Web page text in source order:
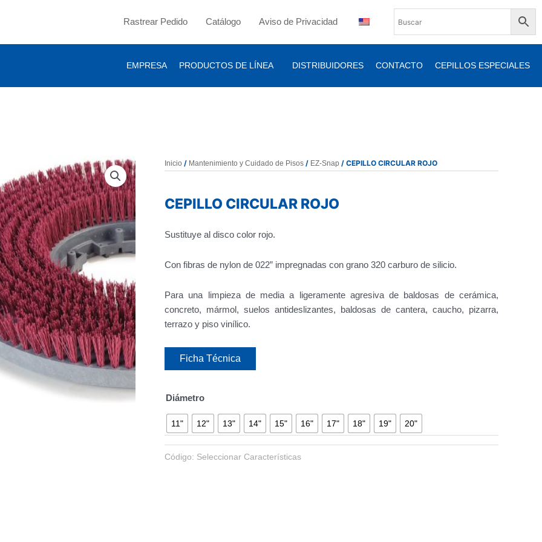
Rastrear Pedido Catálogo Aviso de Privacidad
EMPRESA PRODUCTOS DE LÍNEA DISTRIBUIDORES CONTACTO CEPILLOS ESPECIALES
Inicio / Mantenimiento y Cuidado de Pisos / EZ-Snap / CEPILLO CIRCULAR ROJO
CEPILLO CIRCULAR ROJO
Sustituye al disco color rojo.
Con fibras de nylon de 022” impregnadas con grano 320 carburo de silicio.
Para una limpieza de media a ligeramente agresiva de baldosas de cerámica,
concreto, mármol, suelos antideslizantes, baldosas de cantera, caucho, pizarra,
terrazo y piso vinílico.
Ficha Técnica
Diámetro
11" 12" 13" 14" 15" 16" 17" 18" 19" 20"
Código: Seleccionar Características